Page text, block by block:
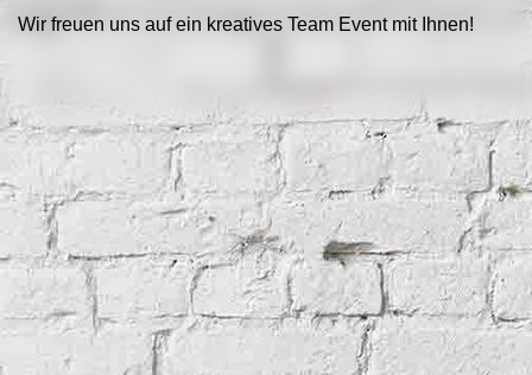
Wir freuen uns auf ein kreatives Team Event mit Ihnen!